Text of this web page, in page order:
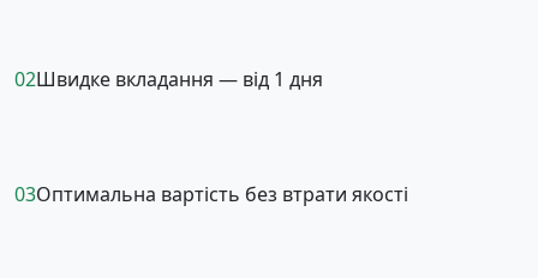
02Швидке вкладання — від 1 дня
03Оптимальна вартість без втрати якості